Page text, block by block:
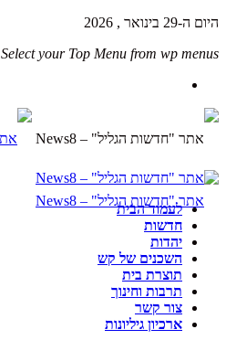
היום ה-29 בינואר , 2026
Select your Top Menu from wp menus
לעמוד הבית
חדשות
יהדות
השכנים של קש
תוצרת בית
תרבות וחינוך
צור קשר
ארכיון גיליונות